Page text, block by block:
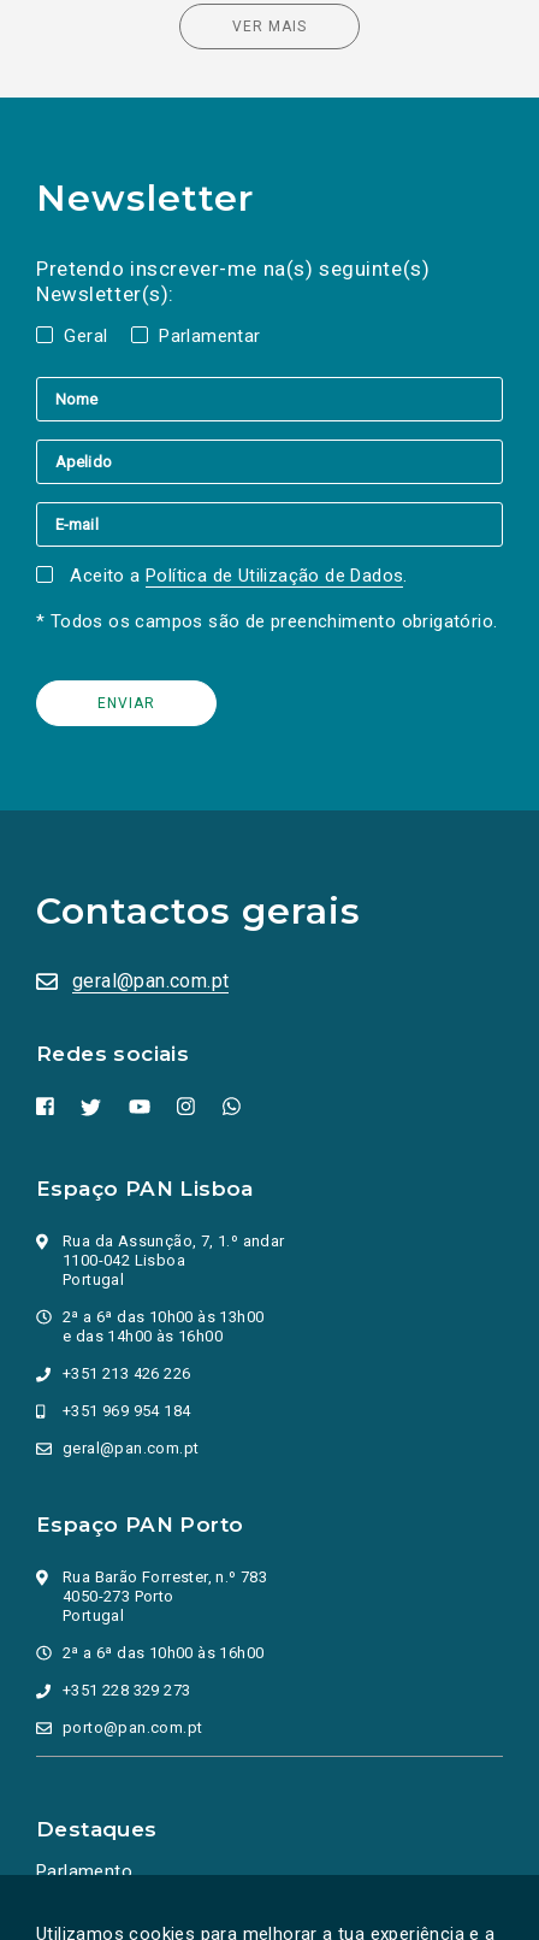
Utilizamos cookies para melhorar a tua experiência e a
VER MAIS
Newsletter
Pretendo inscrever-me na(s) seguinte(s)
Newsletter(s):
Geral Parlamentar
a(s) newsletter(s).
mail
Aceito a Política de Utilização de Dados.
* Todos os campos são de preenchimento obrigatório.
Contactos gerais
geral@pan.com.pt
Redes sociais
redes
sociais
numa
nova
Espaço PAN Lisboa
Rua da Assunção, 7, 1.º andar
1100-042 Lisboa
Portugal
2ª a 6ª das 10h00 às 13h00
e das 14h00 às 16h00
+351 213 426 226
+351 969 954 184
geral@pan.com.pt
Espaço PAN Porto
Rua Barão Forrester, n.º 783
4050-273 Porto
Portugal
2ª a 6ª das 10h00 às 16h00
+351 228 329 273
porto@pan.com.pt
Destaques
Parlamento